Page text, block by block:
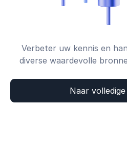
Verbeter uw kennis en
diverse waardevolle
Naar